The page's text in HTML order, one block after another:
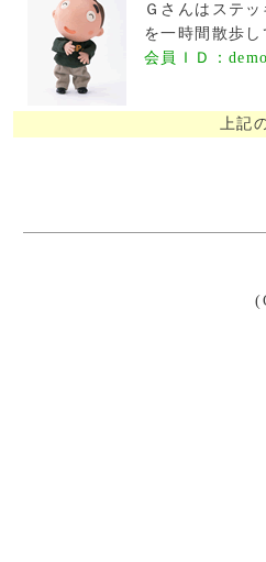
Ｇさんはステ
を一時間散歩し
会員ＩＤ：
上記